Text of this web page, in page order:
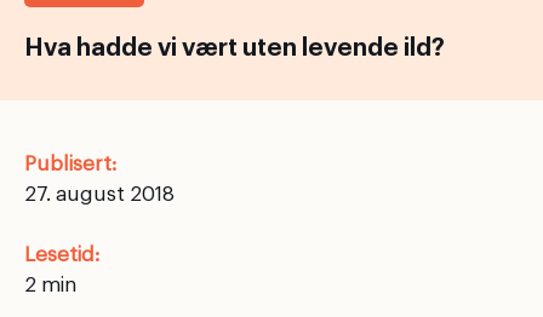
Hva hadde vi vært uten levende ild?
Publisert:
27. august 2018
Lesetid: